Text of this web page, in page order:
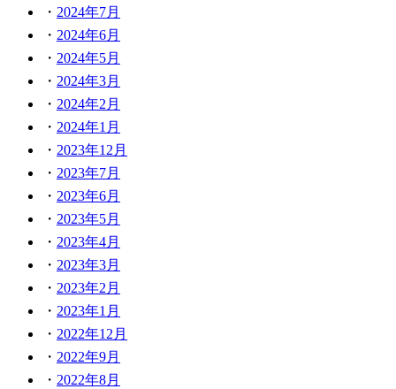
2024年7月
2024年6月
2024年5月
2024年3月
2024年2月
2024年1月
2023年12月
2023年7月
2023年6月
2023年5月
2023年4月
2023年3月
2023年2月
2023年1月
2022年12月
2022年9月
2022年8月